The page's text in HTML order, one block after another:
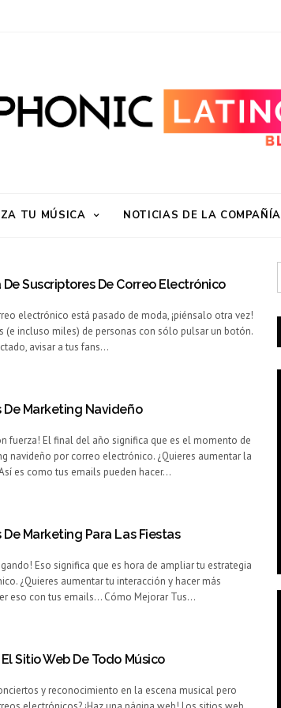
TU MÚSICA NOTICIAS DE LA COMPAÑÍA
Suscriptores De Correo Electrónico
electrónico está pasado de moda, ¡piénsalo otra vez!
(e incluso miles) de personas con sólo pulsar un botón.
avisar a tus fans…
De Marketing Navideño
fuerza! El final del año significa que es el momento de
navideño por correo electrónico. ¿Quieres aumentar la
es como tus emails pueden hacer…
De Marketing Para Las Fiestas
Eso significa que es hora de ampliar tu estrategia
¿Quieres aumentar tu interacción y hacer más
eso con tus emails… Cómo Mejorar Tus…
Sitio Web De Todo Músico
y reconocimiento en la escena musical pero